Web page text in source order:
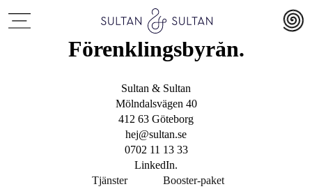
Förenklingsbyrån.
Sultan & Sultan
Mölndalsvägen 40
412 63 Göteborg
hej@sultan.se
0702 11 13 33
LinkedIn.
Tjänster
Booster-paket